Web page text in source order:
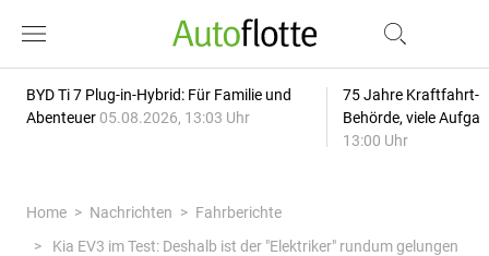
BYD Ti 7 Plug-in-Hybrid: Für Familie und
Abenteuer 05.08.2026, 13:03 Uhr
75 Jahre Kraftfahrt-
Behörde, viele
13:00 Uhr
Home Nachrichten
Fahrberichte
Kia EV3 im Test: Deshalb ist der "Elektriker" rundum gelungen